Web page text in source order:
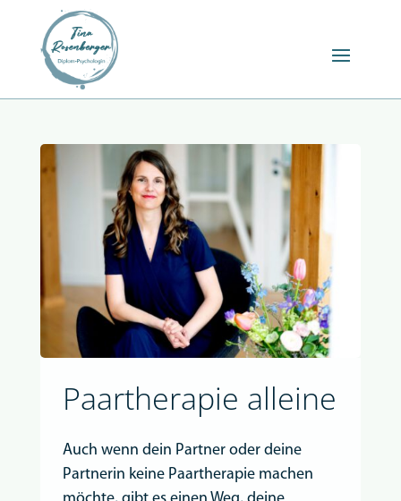
Paartherapie alleine
Auch wenn dein Partner oder deine
Partnerin keine Paartherapie machen